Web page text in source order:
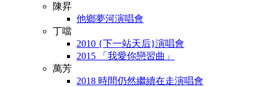
陳昇
他鄉夢河演唱會
丁噹
2010 {下一站天后}演唱會
2015 「我愛你戀習曲」
萬芳
2018 時間仍然繼續在走演唱會